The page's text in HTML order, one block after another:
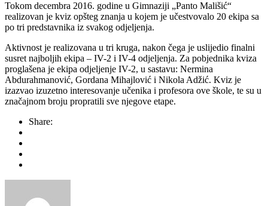
Tokom decembra 2016. godine u Gimnaziji „Panto Mališić“
realizovan je kviz opšteg znanja u kojem je učestvovalo 20 ekipa sa
po tri predstavnika iz svakog odjeljenja.
Aktivnost je realizovana u tri kruga, nakon čega je uslijedio finalni
susret najboljih ekipa – IV-2 i IV-4 odjeljenja. Za pobjednika kviza
proglašena je ekipa odjeljenje IV-2, u sastavu: Nermina
Abdurahmanović, Gordana Mihajlović i Nikola Adžić. Kviz je
izazvao izuzetno interesovanje učenika i profesora ove škole, te su u
značajnom broju propratili sve njegove etape.
Share: